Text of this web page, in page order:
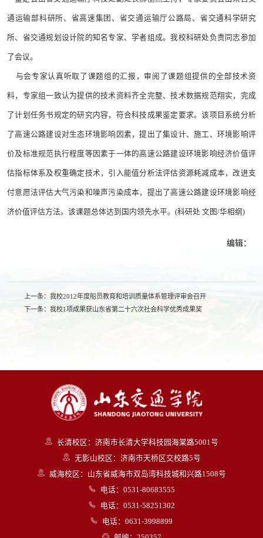
通运输部科研所、省高速集团、省交通运输厅公路局、省交通科学研究
所、省交通规划设计院的知名专家、学者组成。我校科研处负责同志参加
了会议。
与会专家认真听取了课题组的汇报，审阅了课题组提供的全部技术资
料，专家组一致认为提供的技术资料齐全完整、技术数据规范翔实，完成
了计划任务书规定的研究内容，符合科技成果鉴定要求。该项目系统分析
了高速公路建设对生态环境影响因素，提出了集设计、施工、环境影响评
价及标准规范执行程度等因素于一体的高速公路建设环境影响经济价值评
估指标体系及权重确定技术，引入能值分析法评估资源耗减成本，改进支
付意愿法评估大气污染和噪声污染成本，提出了高速公路建设环境影响经
济价值评估方法。该课题总体达到国内领先水平。(科研处 文图/华相纲)
编辑：
上一条： 我校2012年度船员教育和培训质量体系管理评审会召开
下一条： 我校1项成果获山东省第二十六次社会科学优秀成果奖
长清校区：济南市长清大学科技园海棠路5001号
无影山校区：济南市天桥区交校路5号
威海校区：山东省威海市双岛湾科技城和兴路1508号
电话：0531-80683555
电话：0531-58251302
电话：0631-3998899